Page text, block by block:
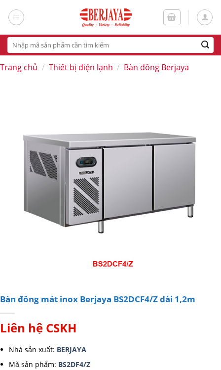
Tìm
kiếm:
Trang chủ / Thiết bị điện lạnh / Bàn đông Berjaya
Bàn đông mát inox Berjaya BS2DCF4/Z dài 1,2m
Liên hệ CSKH
Nhà sản xuất: BERJAYA
Mã sản phẩm: BS2DF4/Z